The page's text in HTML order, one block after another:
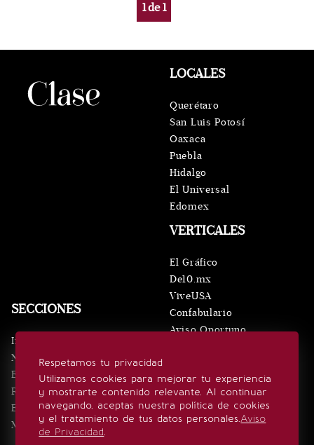
1de1
Respetamos tu privacidad
Utilizamos cookies para mejorar tu experiencia
y mostrarte contenido relevante. Al continuar
navegando, aceptas nuestra política de cookies
y el tratamiento de tus datos personales.Aviso
de Privacidad.
SECCIONES
Inicio
Noticias
Eventos
Realeza
Estilo de vida
Minuto x Minuto
VERTICALES
El Gráfico
De10.mx
ViveUSA
Confabulario
Aviso Oportuno
LOCALES
Querétaro
San Luis Potosí
Oaxaca
Puebla
Hidalgo
El Universal
Edomex
SÍGUENOS